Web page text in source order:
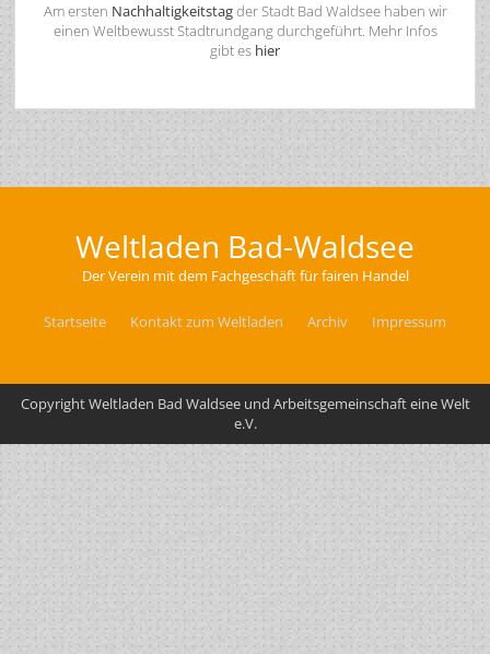
Am ersten Nachhaltigkeitstagder Stadt Bad Waldsee haben wir
einen Weltbewusst Stadtrundgang durchgeführt. Mehr Infos
gibt es hier
Weltladen Bad-Waldsee
Der Verein mit dem Fachgeschäft für fairen Handel
Startseite Kontakt zum Weltladen Archiv Impressum
Copyright Weltladen Bad Waldsee und Arbeitsgemeinschaft eine Welt
e.V.